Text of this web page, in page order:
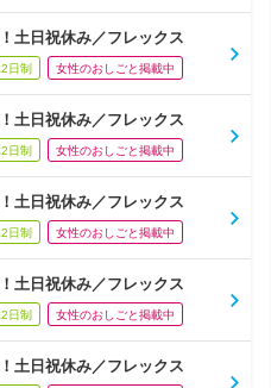
土日祝休み／フレックス
日制 女性のおしごと掲載中
土日祝休み／フレックス
日制 女性のおしごと掲載中
土日祝休み／フレックス
日制 女性のおしごと掲載中
土日祝休み／フレックス
日制 女性のおしごと掲載中
土日祝休み／フレックス